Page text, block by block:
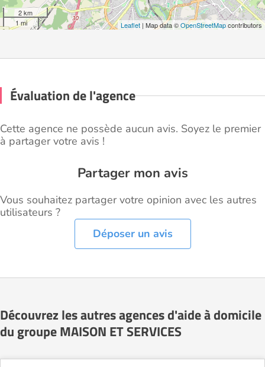
2 km
1 mi
Leaflet | Map data ©OpenStreetMapcontributors
Évaluation de l'agence
Cette agence ne possède aucun avis. Soyez le premier
à partager votre avis !
Partager mon avis
Vous souhaitez partager votre opinion avec les autres
utilisateurs ?
Déposer un avis
Découvrez les autres agences d'aide à domicile
du groupe MAISON ET SERVICES